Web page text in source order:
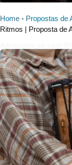
Home - Propostas de
Ritmos | Proposta de